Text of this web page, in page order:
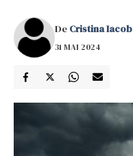
De Cristina Iacob
31 MAI 2024